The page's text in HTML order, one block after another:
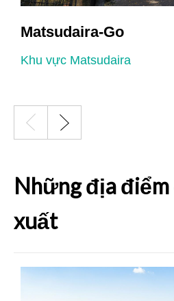
Matsudaira-Go
Khu vực Matsudaira
Những địa
xuất